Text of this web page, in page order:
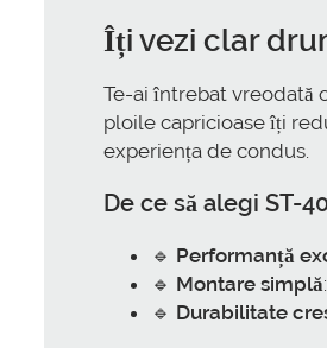
Îți vezi clar
Te-ai întrebat vreodată
ploile capricioase îți
experiența de condus.
De ce să alegi ST-
🔹 Performanță
🔹 Montare simplă
🔹 Durabilitate